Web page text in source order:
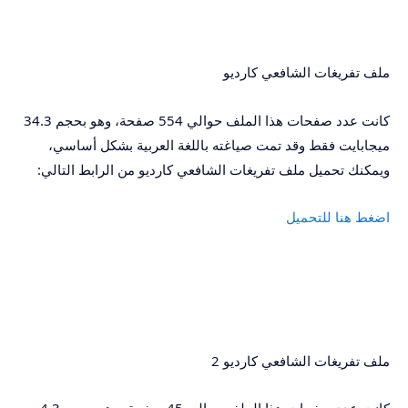
ملف تفريغات الشافعي كارديو
كانت عدد صفحات هذا الملف حوالي 554 صفحة، وهو بحجم 34.3
ميجابايت فقط وقد تمت صياغته باللغة العربية بشكل أساسي،
ويمكنك تحميل ملف تفريغات الشافعي كارديو من الرابط التالي:
اضغط هنا للتحميل
ملف تفريغات الشافعي كارديو 2